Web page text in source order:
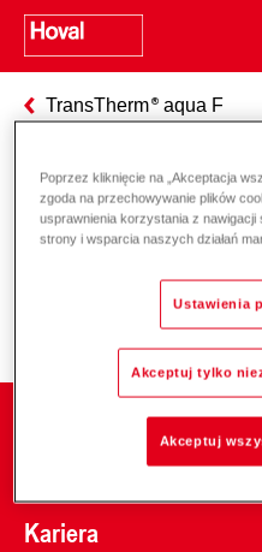
TransTherm aqua F
Kariera
Poprzez kliknięcie na „Akceptacja
zgoda na przechowywanie plików
usprawnienia korzystania z
strony i wsparcia naszych działań
Ustawienia
Akceptuj tylko
Akceptuj